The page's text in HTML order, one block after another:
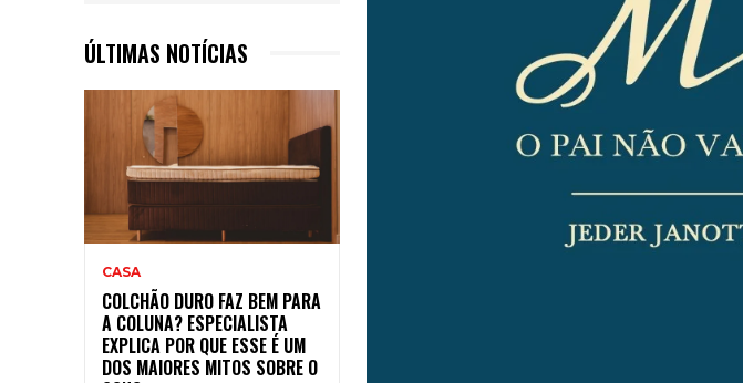
ÚLTIMAS NOTÍCIAS
CASA
COLCHÃO DURO FAZ BEM PARA
A COLUNA? ESPECIALISTA
EXPLICA POR QUE ESSE É UM
DOS MAIORES MITOS SOBRE O